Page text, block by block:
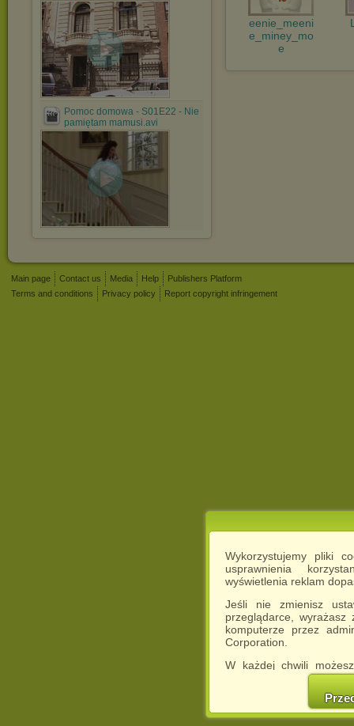
Wykorzystujemy pliki
usprawnienia
wyświetlenia reklam
Jeśli nie zmienisz
przeglądarce,
komputerze przez
Corporation.
W każdej chwili
cookies w swojej
w naszej
http://chomikuj.pl/
Pomoc domowa - S01E22 - Nie
pamiętam mamusi.avi
eenie_meeni
e_miney_mo
e
Main page Contact us Media Help
Publishers Platform
Terms and conditions
Privacy policy Report copyright infringement